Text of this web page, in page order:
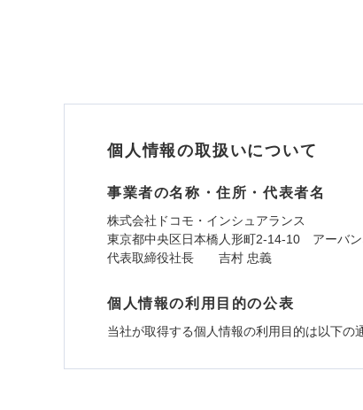
個人情報の取扱いについて
事業者の名称・住所・代表者名
株式会社ドコモ・インシュアランス
東京都中央区日本橋人形町2-14-10 アーバ
代表取締役社長 吉村 忠義
個人情報の利用目的の公表
当社が取得する個人情報の利用目的は以下の